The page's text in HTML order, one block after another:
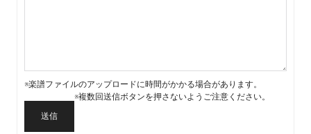
※楽譜ファイルのアップロードに時間がかかる場合があります。
※複数回送信ボタンを押さないようご注意ください。
送信